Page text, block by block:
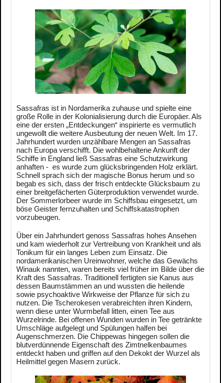
Sassafras ist in Nordamerika zuhause und spielte eine
große Rolle in der Kolonialisierung durch die Europäer. Als
eine der ersten „Entdeckungen“ inspirierte es vermutlich
ungewollt die weitere Ausbeutung der neuen Welt. Im 17.
Jahrhundert wurden unzählbare Mengen an Sassafras
nach Europa verschifft. Die wohlbehaltene Ankunft der
Schiffe in England ließ Sassafras eine Schutzwirkung
anhaften - es wurde zum glücksbringenden Holz erklärt.
Schnell sprach sich der magische Bonus herum und so
begab es sich, dass der frisch entdeckte Glücksbaum zu
einer breitgefächerten Güterproduktion verwendet wurde.
Der Sommerlorbeer wurde im Schiffsbau eingesetzt, um
böse Geister fernzuhalten und Schiffskatastrophen
vorzubeugen.
Über ein Jahrhundert genoss Sassafras hohes Ansehen
und kam wiederholt zur Vertreibung von Krankheit und als
Tonikum für ein langes Leben zum Einsatz. Die
nordamerikanischen Ureinwohner, welche das Gewächs
Winauk nannten, waren bereits viel früher im Bilde über die
Kraft des Sassafras. Traditionell fertigten sie Kanus aus
dessen Baumstämmen an und wussten die heilende
sowie psychoaktive Wirkweise der Pflanze für sich zu
nutzen. Die Tscherokesen verabreichten ihren Kindern,
wenn diese unter Wurmbefall litten, einen Tee aus
Wurzelrinde. Bei offenen Wunden wurden in Tee getränkte
Umschläge aufgelegt und Spülungen halfen bei
Augenschmerzen. Die Chippewas hingegen sollen die
blutverdünnende Eigenschaft des Zimtnelkenbaumes
entdeckt haben und griffen auf den Dekokt der Wurzel als
Heilmittel gegen Masern zurück.